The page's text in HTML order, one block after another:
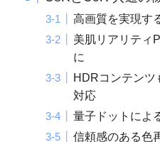
高画質を実現す
美肌リアリティ
に
HDRコンテンツ
対応
量子ドットによ
信頼感のある色